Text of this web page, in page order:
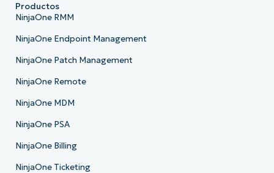
Productos
NinjaOne RMM
NinjaOne Endpoint Management
NinjaOne Patch Management
NinjaOne Remote
NinjaOne MDM
NinjaOne PSA
NinjaOne Billing
NinjaOne Ticketing